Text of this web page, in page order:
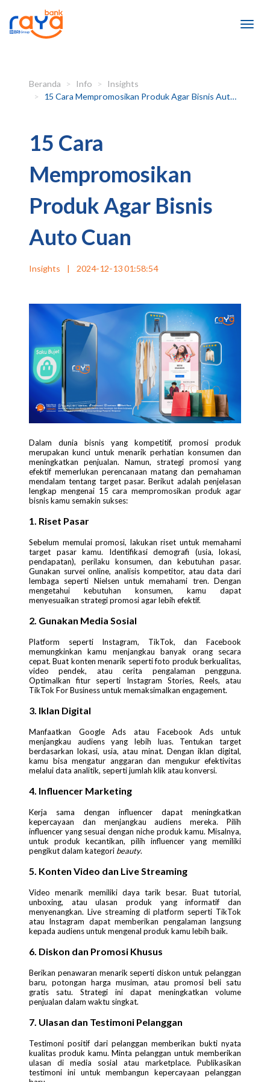
Beranda Info
Insights
15 Cara Mempromosikan Produk Agar Bisnis Auto Cuan
15 Cara
Mempromosikan
Produk Agar Bisnis
Auto Cuan
Insights | 2024-12-13 01:58:54
Dalam dunia bisnis yang kompetitif, promosi produk
merupakan kunci untuk menarik perhatian konsumen dan
meningkatkan penjualan. Namun, strategi promosi yang
efektif memerlukan perencanaan matang dan pemahaman
mendalam tentang target pasar. Berikut adalah penjelasan
lengkap mengenai 15 cara mempromosikan produk agar
bisnis kamu semakin sukses:
1. Riset Pasar
Sebelum memulai promosi, lakukan riset untuk memahami
target pasar kamu. Identifikasi demografi (usia, lokasi,
pendapatan), perilaku konsumen, dan kebutuhan pasar.
Gunakan survei online, analisis kompetitor, atau data dari
lembaga seperti Nielsen untuk memahami tren. Dengan
mengetahui kebutuhan konsumen, kamu dapat
menyesuaikan strategi promosi agar lebih efektif.
2. Gunakan Media Sosial
Platform seperti Instagram, TikTok, dan Facebook
memungkinkan kamu menjangkau banyak orang secara
cepat. Buat konten menarik seperti foto produk berkualitas,
video pendek, atau cerita pengalaman pengguna.
Optimalkan fitur seperti Instagram Stories, Reels, atau
TikTok For Business untuk memaksimalkan engagement.
3. Iklan Digital
Manfaatkan Google Ads atau Facebook Ads untuk
menjangkau audiens yang lebih luas. Tentukan target
berdasarkan lokasi, usia, atau minat. Dengan iklan digital,
kamu bisa mengatur anggaran dan mengukur efektivitas
melalui data analitik, seperti jumlah klik atau konversi.
4. Influencer Marketing
Kerja sama dengan influencer dapat meningkatkan
kepercayaan dan menjangkau audiens mereka. Pilih
influencer yang sesuai dengan niche produk kamu. Misalnya,
untuk produk kecantikan, pilih influencer yang memiliki
pengikut dalam kategori beauty.
5. Konten Video dan Live Streaming
Video menarik memiliki daya tarik besar. Buat tutorial,
unboxing, atau ulasan produk yang informatif dan
menyenangkan. Live streaming di platform seperti TikTok
atau Instagram dapat memberikan pengalaman langsung
kepada audiens untuk mengenal produk kamu lebih baik.
6. Diskon dan Promosi Khusus
Berikan penawaran menarik seperti diskon untuk pelanggan
baru, potongan harga musiman, atau promosi beli satu
gratis satu. Strategi ini dapat meningkatkan volume
penjualan dalam waktu singkat.
7. Ulasan dan Testimoni Pelanggan
Testimoni positif dari pelanggan memberikan bukti nyata
kualitas produk kamu. Minta pelanggan untuk memberikan
ulasan di media sosial atau marketplace. Publikasikan
testimoni ini untuk membangun kepercayaan pelanggan